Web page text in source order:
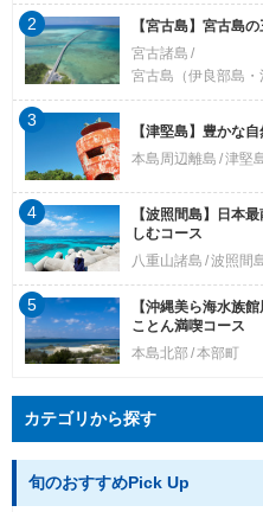
【宮古島】宮古島
宮古諸島
宮古島（伊良部島・
2
【津堅島】豊かな
本島周辺離島 津堅
3
【波照間島】日本
しむコース
八重山諸島 波照間
4
【沖縄美ら海水族
ことん満喫コース
本島北部 本部町
5
カテゴリから探す
旬のおすすめPick Up